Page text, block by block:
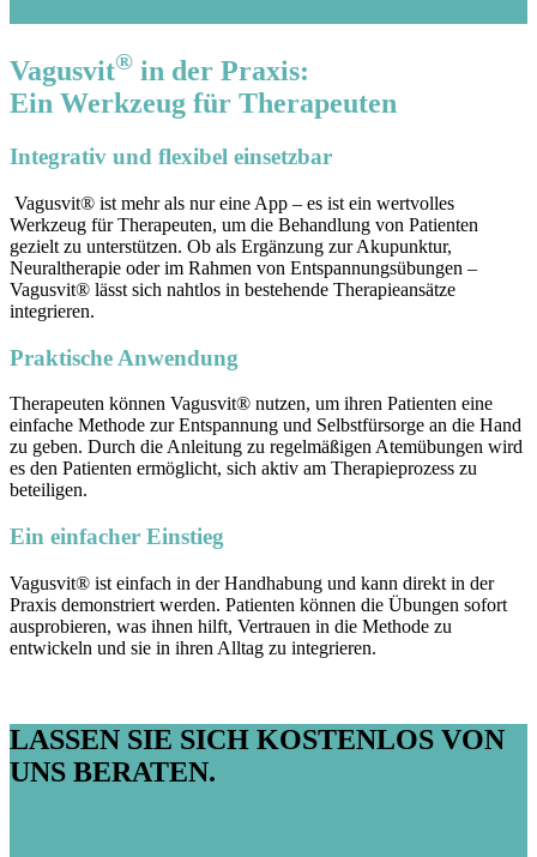
Vagusvit® in der Praxis:
Ein Werkzeug für Therapeuten
Integrativ und flexibel einsetzbar
Vagusvit® ist mehr als nur eine App – es ist ein wertvolles
Werkzeug für Therapeuten, um die Behandlung von Patienten
gezielt zu unterstützen. Ob als Ergänzung zur Akupunktur,
Neuraltherapie oder im Rahmen von Entspannungsübungen –
Vagusvit® lässt sich nahtlos in bestehende Therapieansätze
integrieren.
Praktische Anwendung
Therapeuten können Vagusvit® nutzen, um ihren Patienten eine
einfache Methode zur Entspannung und Selbstfürsorge an die Hand
zu geben. Durch die Anleitung zu regelmäßigen Atemübungen wird
es den Patienten ermöglicht, sich aktiv am Therapieprozess zu
beteiligen.
Ein einfacher Einstieg
Vagusvit® ist einfach in der Handhabung und kann direkt in der
Praxis demonstriert werden. Patienten können die Übungen sofort
ausprobieren, was ihnen hilft, Vertrauen in die Methode zu
entwickeln und sie in ihren Alltag zu integrieren.
LASSEN SIE SICH KOSTENLOS VON
UNS BERATEN.